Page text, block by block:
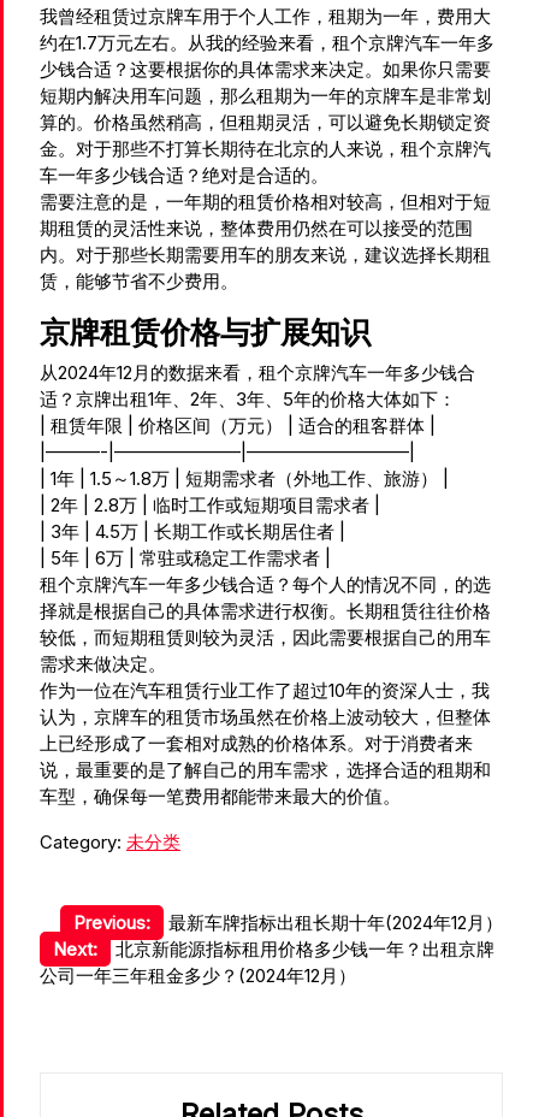
我曾经租赁过京牌车用于个人工作，租期为一年，费用大
约在1.7万元左右。从我的经验来看，租个京牌汽车一年多
少钱合适？这要根据你的具体需求来决定。如果你只需要
短期内解决用车问题，那么租期为一年的京牌车是非常划
算的。价格虽然稍高，但租期灵活，可以避免长期锁定资
金。对于那些不打算长期待在北京的人来说，租个京牌汽
车一年多少钱合适？绝对是合适的。
需要注意的是，一年期的租赁价格相对较高，但相对于短
期租赁的灵活性来说，整体费用仍然在可以接受的范围
内。对于那些长期需要用车的朋友来说，建议选择长期租
赁，能够节省不少费用。
京牌租赁价格与扩展知识
从2024年12月的数据来看，租个京牌汽车一年多少钱合
适？京牌出租1年、2年、3年、5年的价格大体如下：
| 租赁年限 | 价格区间（万元） | 适合的租客群体 |
|———-|———————|—————————|
| 1年 | 1.5～1.8万 | 短期需求者（外地工作、旅游） |
| 2年 | 2.8万 | 临时工作或短期项目需求者 |
| 3年 | 4.5万 | 长期工作或长期居住者 |
| 5年 | 6万 | 常驻或稳定工作需求者 |
租个京牌汽车一年多少钱合适？每个人的情况不同，的选
择就是根据自己的具体需求进行权衡。长期租赁往往价格
较低，而短期租赁则较为灵活，因此需要根据自己的用车
需求来做决定。
作为一位在汽车租赁行业工作了超过10年的资深人士，我
认为，京牌车的租赁市场虽然在价格上波动较大，但整体
上已经形成了一套相对成熟的价格体系。对于消费者来
说，最重要的是了解自己的用车需求，选择合适的租期和
车型，确保每一笔费用都能带来最大的价值。
Category: 未分类
文
章
Previous:
最新车牌指标出租长期十年(2024年12月）
Next:
北京新能源指标租用价格多少钱一年？出租京牌
公司一年三年租金多少？(2024年12月）